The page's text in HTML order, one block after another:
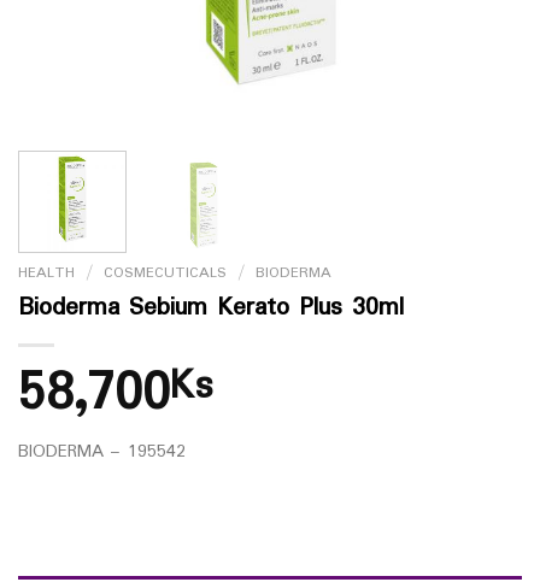
HEALTH / COSMECUTICALS / BIODERMA
Bioderma Sebium Kerato Plus 30ml
58,700Ks
BIODERMA – 195542